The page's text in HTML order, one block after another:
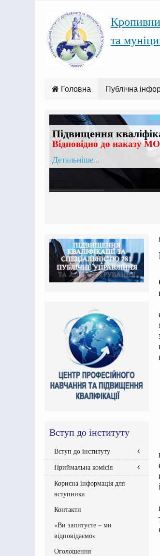
та
Головна Публічна
Підвищення
Відповідно до наказу
Детальніше...
Вступ до інституту
Вступ до інституту
Правила прийому
Бакалавр
тест
Списки зарахованих
Списки рекомендованих
вступників
Приймальна комісія
Склад Приймальної комісії
Графік роботи приймальної
Документи Приймальної комісії
Корисна інформація для
вступника
Контакти
«Ви запитуєте – ми
відповідаємо»
Оголошення